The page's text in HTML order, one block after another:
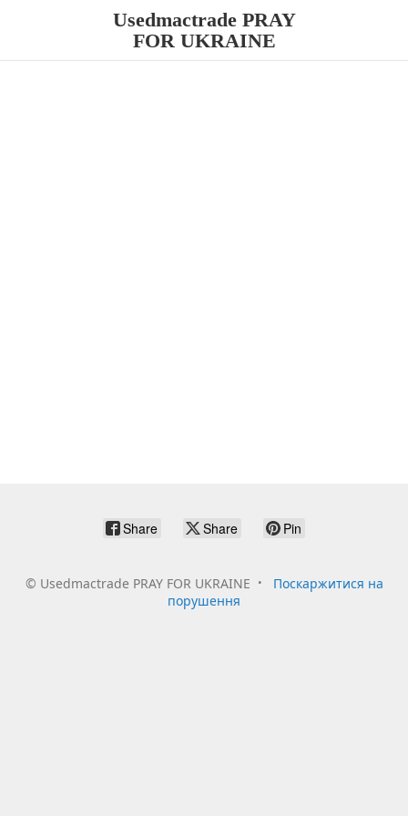
Usedmactrade PRAY
FOR UKRAINE
Share Share Pin
© Usedmactrade PRAY FOR UKRAINE
Поскаржитися на
порушення